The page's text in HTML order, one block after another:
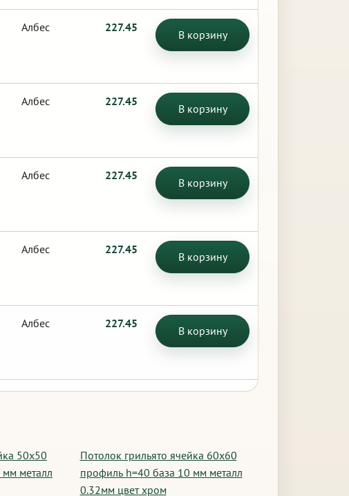
Албес 227.45
В корзину
Албес 227.45
В корзину
Албес 227.45
В корзину
Албес 227.45
В корзину
Албес 227.45
В корзину
50х50
металл
Потолок грильято ячейка 60х60
профиль h=40 база 10 мм металл
0.32мм цвет хром